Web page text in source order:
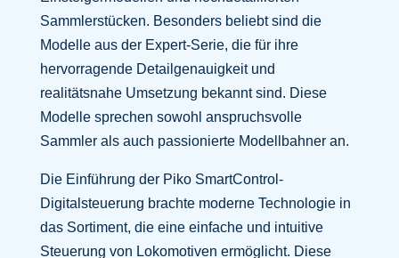
Sammlerstücken. Besonders beliebt sind die
Modelle aus der Expert-Serie, die für ihre
hervorragende Detailgenauigkeit und
realitätsnahe Umsetzung bekannt sind. Diese
Modelle sprechen sowohl anspruchsvolle
Sammler als auch passionierte Modellbahner an.
Die Einführung der Piko SmartControl-
Digitalsteuerung brachte moderne Technologie in
das Sortiment, die eine einfache und intuitive
Steuerung von Lokomotiven ermöglicht. Diese